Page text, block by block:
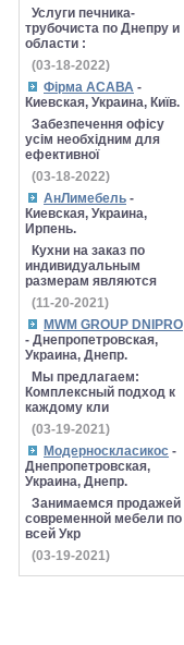
Услуги печника-
трубочиста по Днепру и
области :
(03-18-2022)
Фірма АСАВА -
Киевская, Украина, Київ.
Забезпечення офісу
усім необхідним для
ефективної
(03-18-2022)
АнЛимебель -
Киевская, Украина,
Ирпень.
Кухни на заказ по
индивидуальным
размерам являются
(11-20-2021)
MWM GROUP DNIPRO
- Днепропетровская,
Украина, Днепр.
Мы предлагаем:
Комплексный подход к
каждому кли
(03-19-2021)
Модерноскласикос -
Днепропетровская,
Украина, Днепр.
Занимаемся продажей
современной мебели по
всей Укр
(03-19-2021)